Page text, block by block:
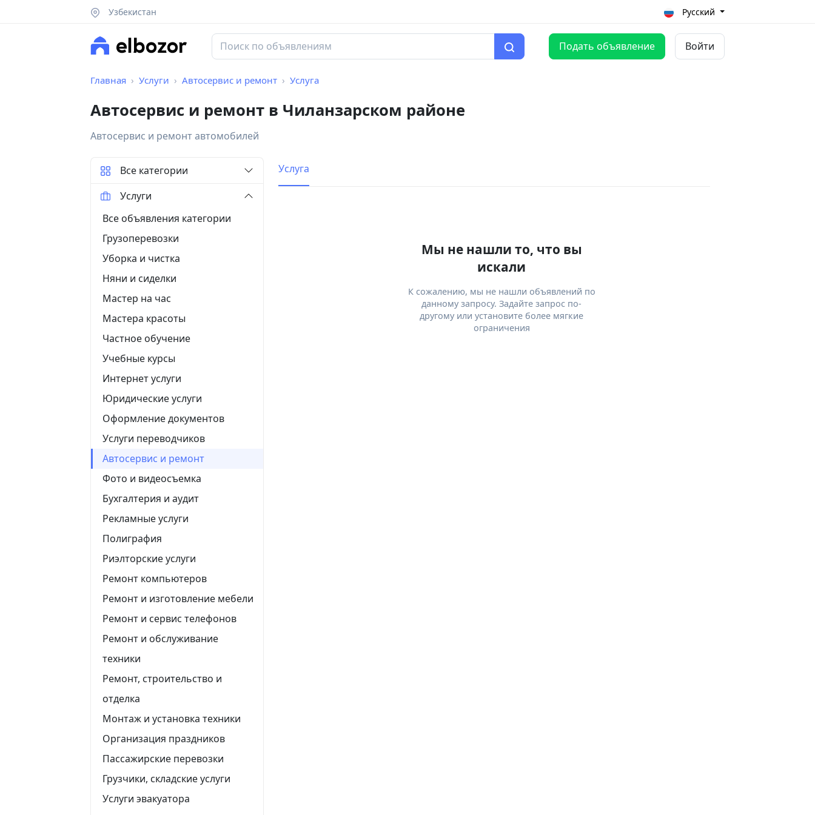
Узбекистан Русский
Подать объявление Войти
Главная Услуги Автосервис и ремонт Услуга
Автосервис и ремонт в Чиланзарском районе
Автосервис и ремонт автомобилей
Услуга
Мы не нашли то, что вы
искали
К сожалению, мы не нашли объявлений по
данному запросу. Задайте запрос по-
другому или установите более мягкие
ограничения
Все категории
Услуги
Все объявления категории
Грузоперевозки
Уборка и чистка
Няни и сиделки
Мастер на час
Мастера красоты
Частное обучение
Учебные курсы
Интернет услуги
Юридические услуги
Оформление документов
Услуги переводчиков
Автосервис и ремонт
Фото и видеосъемка
Бухгалтерия и аудит
Рекламные услуги
Полиграфия
Риэлторские услуги
Ремонт компьютеров
Ремонт и изготовление мебели
Ремонт и сервис телефонов
Ремонт и обслуживание
техники
Ремонт, строительство и
отделка
Монтаж и установка техники
Организация праздников
Пассажирские перевозки
Грузчики, складские услуги
Услуги эвакуатора